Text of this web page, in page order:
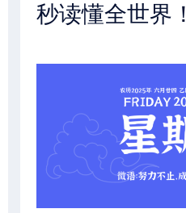
秒读懂全世界！